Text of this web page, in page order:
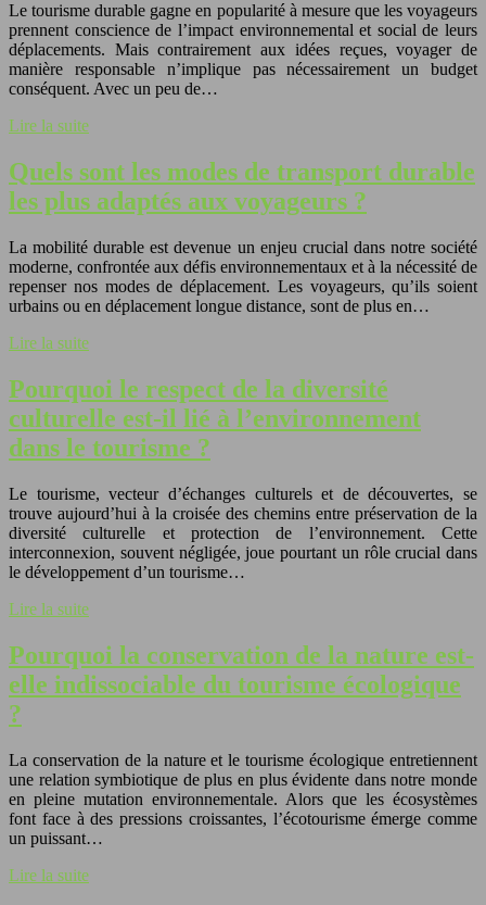
Le tourisme durable gagne en popularité à mesure que les voyageurs
prennent conscience de l’impact environnemental et social de leurs
déplacements. Mais contrairement aux idées reçues, voyager de
manière responsable n’implique pas nécessairement un budget
conséquent. Avec un peu de…
Lire la suite
Quels sont les modes de transport durable
les plus adaptés aux voyageurs ?
La mobilité durable est devenue un enjeu crucial dans notre société
moderne, confrontée aux défis environnementaux et à la nécessité de
repenser nos modes de déplacement. Les voyageurs, qu’ils soient
urbains ou en déplacement longue distance, sont de plus en…
Lire la suite
Pourquoi le respect de la diversité
culturelle est-il lié à l’environnement
dans le tourisme ?
Le tourisme, vecteur d’échanges culturels et de découvertes, se
trouve aujourd’hui à la croisée des chemins entre préservation de la
diversité culturelle et protection de l’environnement. Cette
interconnexion, souvent négligée, joue pourtant un rôle crucial dans
le développement d’un tourisme…
Lire la suite
Pourquoi la conservation de la nature est-
elle indissociable du tourisme écologique
?
La conservation de la nature et le tourisme écologique entretiennent
une relation symbiotique de plus en plus évidente dans notre monde
en pleine mutation environnementale. Alors que les écosystèmes
font face à des pressions croissantes, l’écotourisme émerge comme
un puissant…
Lire la suite